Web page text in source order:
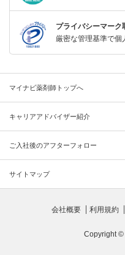
プライバシーマーク
厳密な管理基準で個
マイナビ薬剤師トップへ
キャリアアドバイザー紹介
ご入社後のアフターフォロー
サイトマップ
会社概要 利用規約
Copyright ©